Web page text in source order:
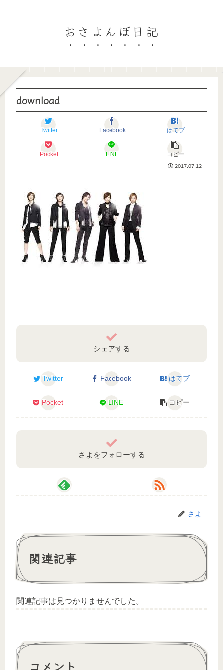
おさよんぼ日記
download
Twitter Facebook はてブ
Pocket LINE コピー
2017.07.12
シェアする
Twitter Facebook はてブ
Pocket LINE コピー
さよをフォローする
さよ
関連記事
関連記事は見つかりませんでした。
コメント